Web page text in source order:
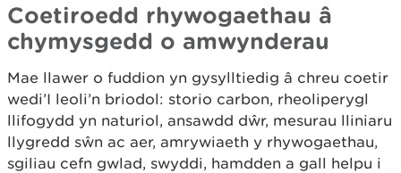
Coetiroedd rhywogaethau â
chymysgedd o amwynderau
Mae llawer o fuddion yn gysylltiedig â chreu coetir
wedi’I leoli’n briodol: storio carbon, rheoliperygl
llifogydd yn naturiol, ansawdd dŵr, mesurau lliniaru
llygredd sŵn ac aer, amrywiaeth y rhywogaethau,
sgiliau cefn gwlad, swyddi, hamdden a gall helpu i